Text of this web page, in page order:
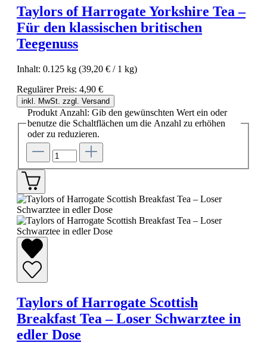
Taylors of Harrogate Yorkshire Tea –
Für den klassischen britischen
Teegenuss
Inhalt: 0.125 kg (39,20 € / 1 kg)
Regulärer Preis: 4,90 €
inkl. MwSt. zzgl. Versand
Produkt Anzahl: Gib den gewünschten Wert ein oder
benutze die Schaltflächen um die Anzahl zu erhöhen
oder zu reduzieren.
Taylors of Harrogate Scottish
Breakfast Tea – Loser Schwarztee in
edler Dose